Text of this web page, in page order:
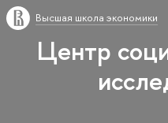
Высшая школа экономики
Центр